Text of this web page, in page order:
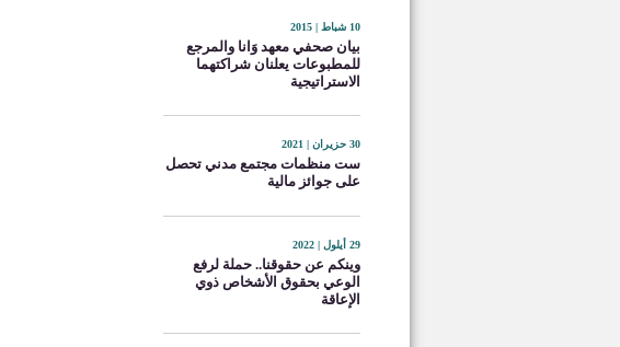
10 شباط | 2015
بيان صحفي معهد وَانا والمرجع
للمطبوعات يعلنان شراكتهما
الاستراتيجية
30 حزيران | 2021
ست منظمات مجتمع مدني تحصل
على جوائز مالية
29 أيلول | 2022
وينكم عن حقوقنا.. حملة لرفع
الوعي بحقوق الأشخاص ذوي
الإعاقة